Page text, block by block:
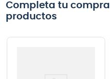
Completa tu
productos